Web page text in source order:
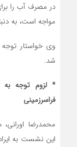
در مصرف آب را
مواجه است، به
وی خواستار
شد.
* لزوم توجه
فراسرزمینی
محمدرضا
این نشست به